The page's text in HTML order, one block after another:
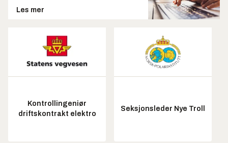
Les mer
Kontrollingeniør
driftskontrakt elektro
Seksjonsleder Nye Troll